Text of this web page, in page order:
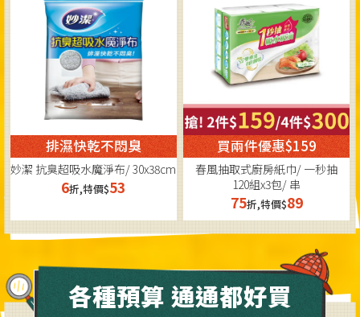
排濕快乾不悶臭
妙潔 抗臭超吸水魔淨布/ 30x38cm
6折,特價$53
買兩件優惠$159
春風抽取式廚房紙巾/ 一秒抽
120組x3包/ 串
75折,特價$89
各種預算 通通都好買